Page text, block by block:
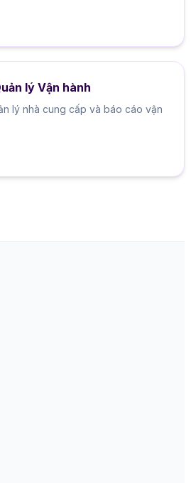
lý Vận hành
lý nhà cung cấp và báo cáo vận